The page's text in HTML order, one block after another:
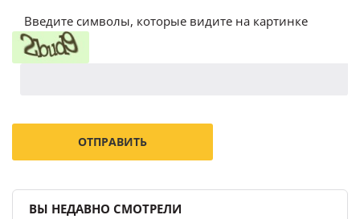
Введите символы, которые видите на картинке
ВЫ НЕДАВНО СМОТРЕЛИ